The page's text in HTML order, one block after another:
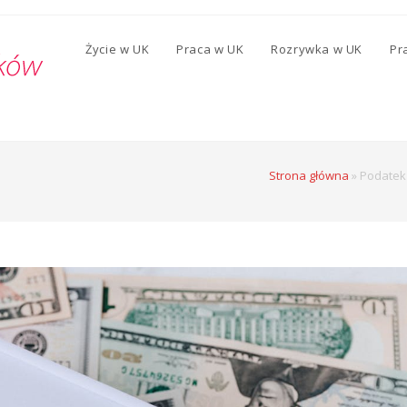
Życie w UK Praca w UK Rozrywka w UK
Strona główna »